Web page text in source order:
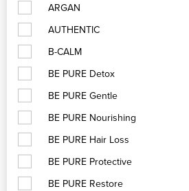
ARGAN
AUTHENTIC
B-CALM
BE PURE Detox
BE PURE Gentle
BE PURE Nourishing
BE PURE Hair Loss
BE PURE Protective
BE PURE Restore